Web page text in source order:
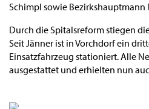
Schimpl sowie Bezirkshauptmann
Durch die Spitalsreform stiegen
Seit Jänner ist in Vorchdorf ein
Einsatzfahrzeug stationiert. Alle
ausgestattet und erhielten nun